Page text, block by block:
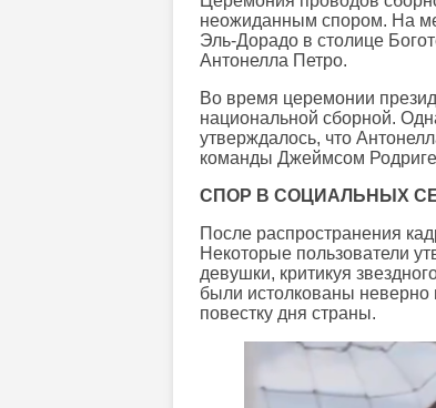
неожиданным спором. На
Эль-Дорадо в столице
Антонелла Петро.
Во время церемонии
национальной сборной.
утверждалось, что
команды Джеймсом
СПОР В СОЦИАЛЬНЫХ
После распространения
Некоторые пользователи
девушки, критикуя
были истолкованы
повестку дня страны.